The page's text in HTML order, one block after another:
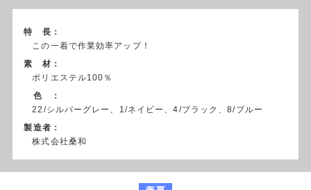
特 長：
この一着で作業効率アップ！
素 材：
ポリエステル100％
色 ：
22/シルバーグレー、1/ネイビー、4/ブラック、8/ブルー
製造者：
株式会社桑和